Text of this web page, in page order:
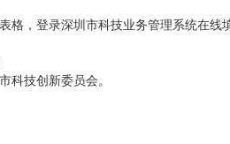
格，登录深圳市科技业务管理系统在线
科技创新委员会。